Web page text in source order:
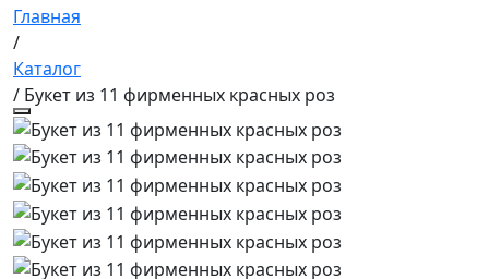
Главная
/
Каталог
/ Букет из 11 фирменных красных роз